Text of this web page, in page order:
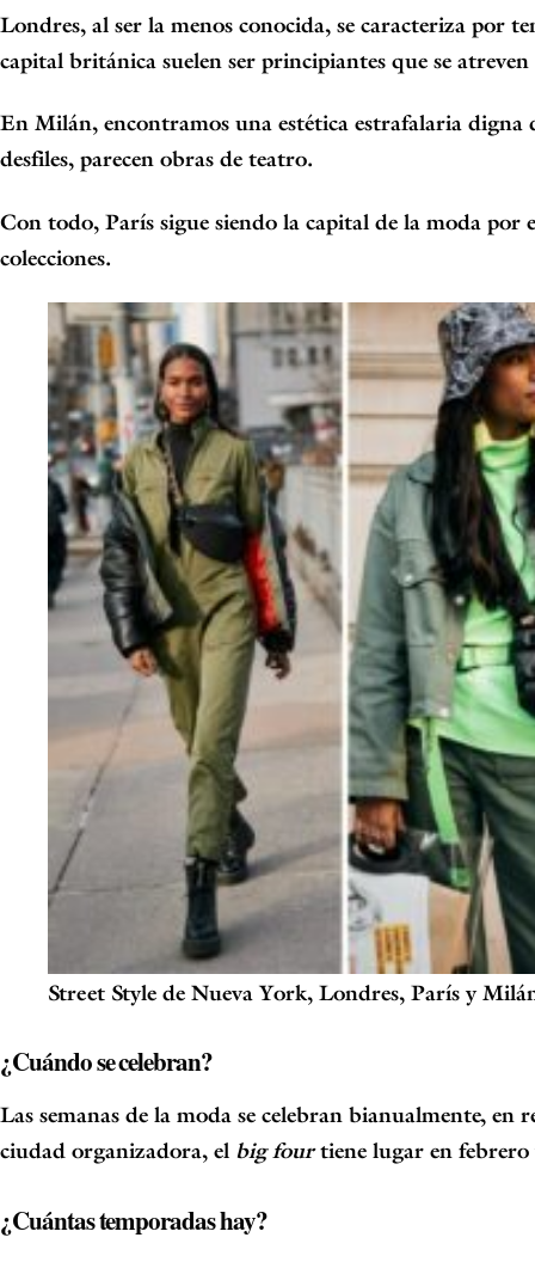
Londres, al ser la menos conocida, se caracteriza por
capital británica suelen ser principiantes que se
En Milán, encontramos una estética estrafalaria
desfiles, parecen obras de teatro.
Con todo, París sigue siendo la capital de la moda por
colecciones.
Street Style de Nueva York, Londres, París y
¿Cuándo se celebran?
Las semanas de la moda se celebran bianualmente,
ciudad organizadora, el big fourtiene lugar en febrero
¿Cuántas temporadas hay?